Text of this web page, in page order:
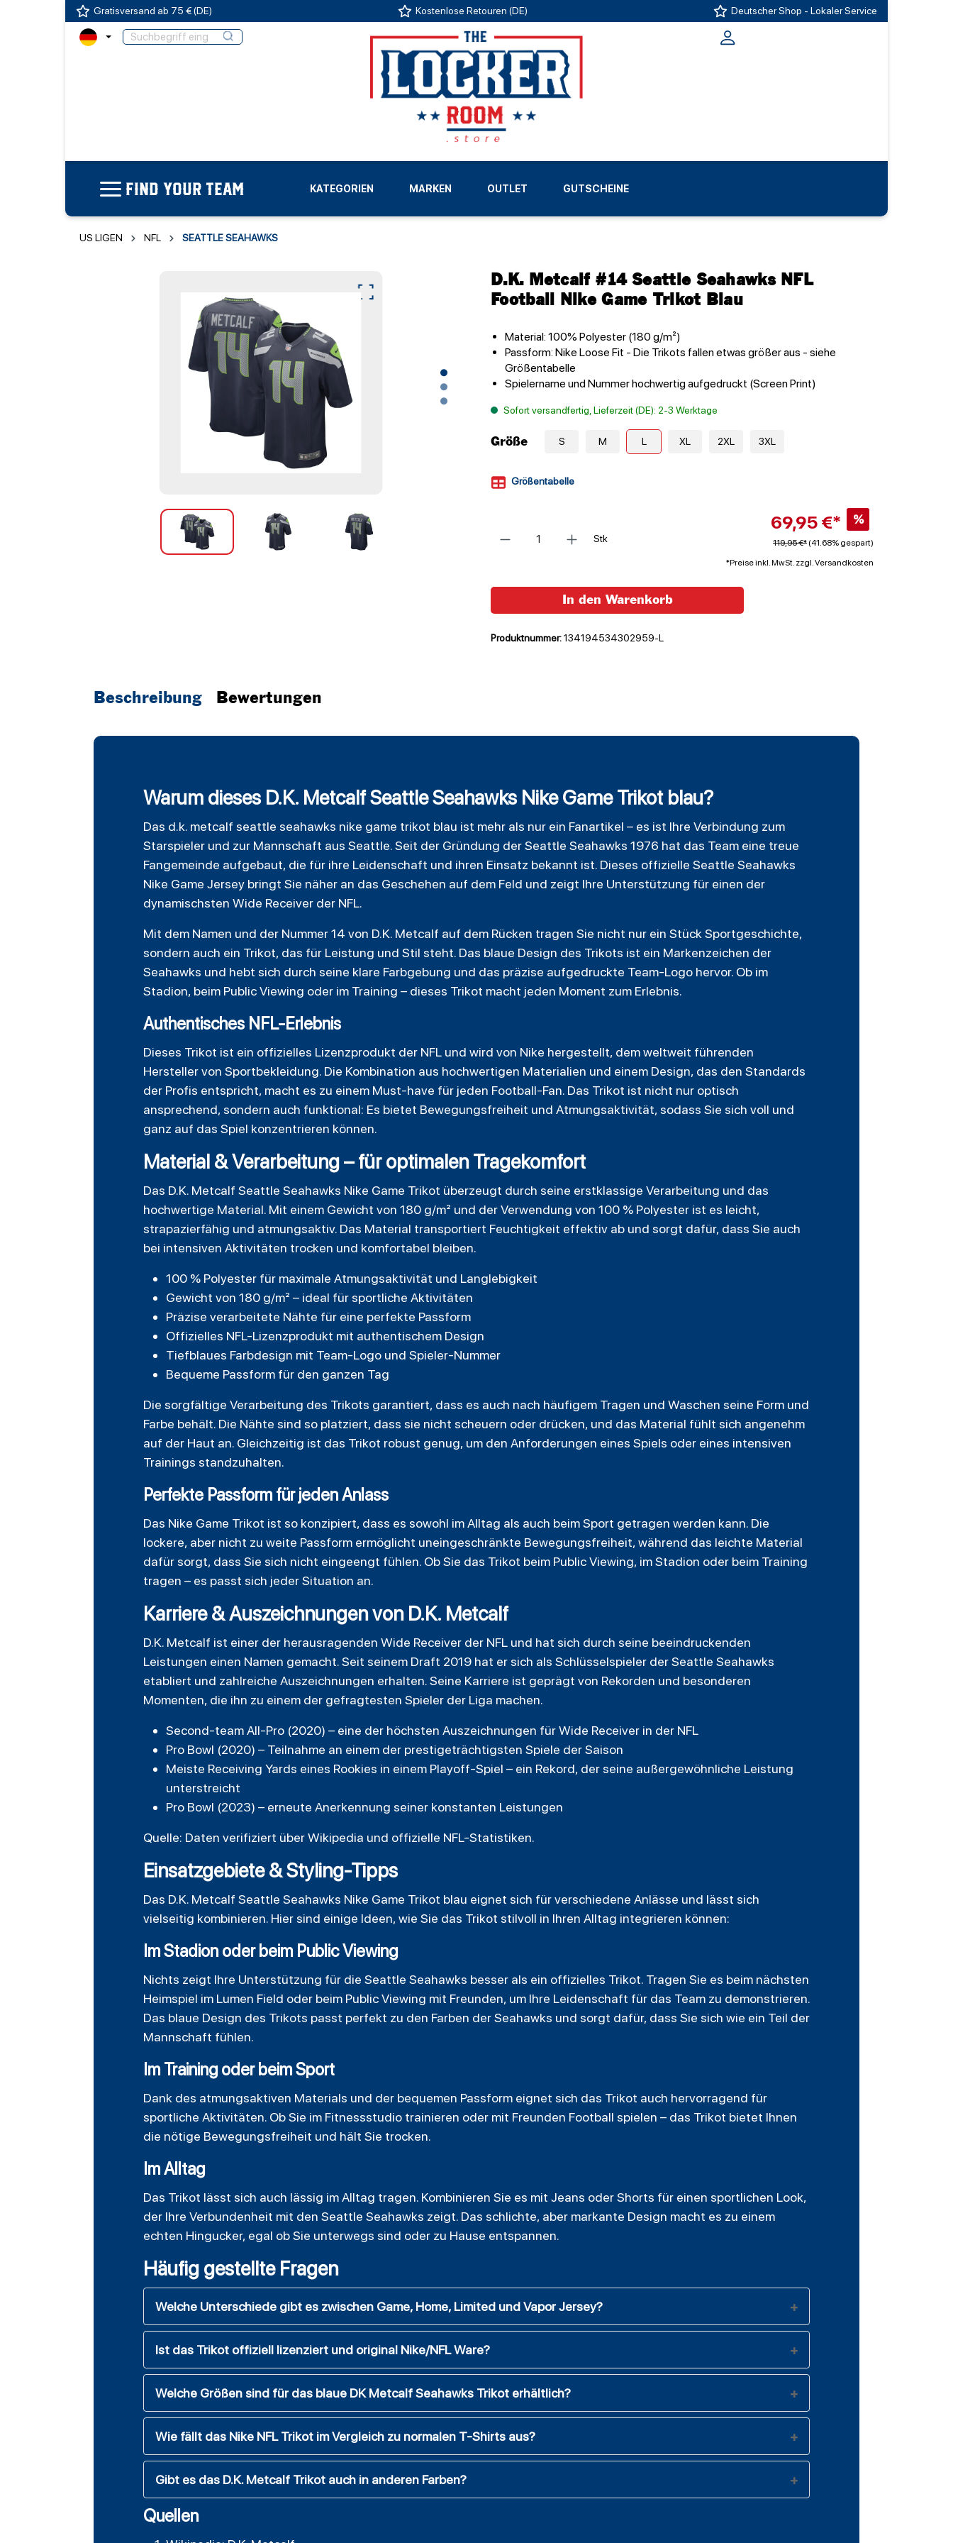
Gratisversand ab 75 € (DE) Kostenlose Retouren (DE) Deutscher Shop - Lokaler Service
FIND YOUR TEAM KATEGORIEN MARKEN
LIGEN
OUTLET GUTSCHEINE
US LIGEN NFL SEATTLE SEAHAWKS
D.K. Metcalf #14 Seattle Seahawks NFL
Football Nike Game Trikot Blau
Material: 100% Polyester (180 g/m²)
Passform: Nike Loose Fit - Die Trikots fallen etwas größer aus - siehe
Größentabelle
Spielername und Nummer hochwertig aufgedruckt (Screen Print)
Sofort versandfertig, Lieferzeit (DE): 2-3 Werktage
Größe S M L XL 2XL 3XL
Größentabelle
Stk
69,95 €* %
119,95 €* (41.68% gespart)
*Preise inkl. MwSt. zzgl. Versandkosten
In den Warenkorb
Produktnummer:134194534302959-L
Beschreibung Bewertungen
Warum dieses D.K. Metcalf Seattle Seahawks Nike Game Trikot blau?
Das d.k. metcalf seattle seahawks nike game trikot blau ist mehr als nur ein Fanartikel – es ist Ihre Verbindung zum
Starspieler und zur Mannschaft aus Seattle. Seit der Gründung der Seattle Seahawks 1976 hat das Team eine treue
Fangemeinde aufgebaut, die für ihre Leidenschaft und ihren Einsatz bekannt ist. Dieses offizielle Seattle Seahawks
Nike Game Jersey bringt Sie näher an das Geschehen auf dem Feld und zeigt Ihre Unterstützung für einen der
dynamischsten Wide Receiver der NFL.
Mit dem Namen und der Nummer 14 von D.K. Metcalf auf dem Rücken tragen Sie nicht nur ein Stück Sportgeschichte,
sondern auch ein Trikot, das für Leistung und Stil steht. Das blaue Design des Trikots ist ein Markenzeichen der
Seahawks und hebt sich durch seine klare Farbgebung und das präzise aufgedruckte Team-Logo hervor. Ob im
Stadion, beim Public Viewing oder im Training – dieses Trikot macht jeden Moment zum Erlebnis.
Authentisches NFL-Erlebnis
Dieses Trikot ist ein offizielles Lizenzprodukt der NFL und wird von Nike hergestellt, dem weltweit führenden
Hersteller von Sportbekleidung. Die Kombination aus hochwertigen Materialien und einem Design, das den Standards
der Profis entspricht, macht es zu einem Must-have für jeden Football-Fan. Das Trikot ist nicht nur optisch
ansprechend, sondern auch funktional: Es bietet Bewegungsfreiheit und Atmungsaktivität, sodass Sie sich voll und
ganz auf das Spiel konzentrieren können.
Material & Verarbeitung – für optimalen Tragekomfort
Das D.K. Metcalf Seattle Seahawks Nike Game Trikot überzeugt durch seine erstklassige Verarbeitung und das
hochwertige Material. Mit einem Gewicht von 180 g/m² und der Verwendung von 100 % Polyester ist es leicht,
strapazierfähig und atmungsaktiv. Das Material transportiert Feuchtigkeit effektiv ab und sorgt dafür, dass Sie auch
bei intensiven Aktivitäten trocken und komfortabel bleiben.
100 % Polyester für maximale Atmungsaktivität und Langlebigkeit
Gewicht von 180 g/m² – ideal für sportliche Aktivitäten
Präzise verarbeitete Nähte für eine perfekte Passform
Offizielles NFL-Lizenzprodukt mit authentischem Design
Tiefblaues Farbdesign mit Team-Logo und Spieler-Nummer
Bequeme Passform für den ganzen Tag
Die sorgfältige Verarbeitung des Trikots garantiert, dass es auch nach häufigem Tragen und Waschen seine Form und
Farbe behält. Die Nähte sind so platziert, dass sie nicht scheuern oder drücken, und das Material fühlt sich angenehm
auf der Haut an. Gleichzeitig ist das Trikot robust genug, um den Anforderungen eines Spiels oder eines intensiven
Trainings standzuhalten.
Perfekte Passform für jeden Anlass
Das Nike Game Trikot ist so konzipiert, dass es sowohl im Alltag als auch beim Sport getragen werden kann. Die
lockere, aber nicht zu weite Passform ermöglicht uneingeschränkte Bewegungsfreiheit, während das leichte Material
dafür sorgt, dass Sie sich nicht eingeengt fühlen. Ob Sie das Trikot beim Public Viewing, im Stadion oder beim Training
tragen – es passt sich jeder Situation an.
Karriere & Auszeichnungen von D.K. Metcalf
D.K. Metcalf ist einer der herausragenden Wide Receiver der NFL und hat sich durch seine beeindruckenden
Leistungen einen Namen gemacht. Seit seinem Draft 2019 hat er sich als Schlüsselspieler der Seattle Seahawks
etabliert und zahlreiche Auszeichnungen erhalten. Seine Karriere ist geprägt von Rekorden und besonderen
Momenten, die ihn zu einem der gefragtesten Spieler der Liga machen.
Second-team All-Pro (2020) – eine der höchsten Auszeichnungen für Wide Receiver in der NFL
Pro Bowl (2020) – Teilnahme an einem der prestigeträchtigsten Spiele der Saison
Meiste Receiving Yards eines Rookies in einem Playoff-Spiel – ein Rekord, der seine außergewöhnliche Leistung
unterstreicht
Pro Bowl (2023) – erneute Anerkennung seiner konstanten Leistungen
Quelle: Daten verifiziert über Wikipedia und offizielle NFL-Statistiken.
Einsatzgebiete & Styling-Tipps
Das D.K. Metcalf Seattle Seahawks Nike Game Trikot blau eignet sich für verschiedene Anlässe und lässt sich
vielseitig kombinieren. Hier sind einige Ideen, wie Sie das Trikot stilvoll in Ihren Alltag integrieren können:
Im Stadion oder beim Public Viewing
Nichts zeigt Ihre Unterstützung für die Seattle Seahawks besser als ein offizielles Trikot. Tragen Sie es beim nächsten
Heimspiel im Lumen Field oder beim Public Viewing mit Freunden, um Ihre Leidenschaft für das Team zu demonstrieren.
Das blaue Design des Trikots passt perfekt zu den Farben der Seahawks und sorgt dafür, dass Sie sich wie ein Teil der
Mannschaft fühlen.
Im Training oder beim Sport
Dank des atmungsaktiven Materials und der bequemen Passform eignet sich das Trikot auch hervorragend für
sportliche Aktivitäten. Ob Sie im Fitnessstudio trainieren oder mit Freunden Football spielen – das Trikot bietet Ihnen
die nötige Bewegungsfreiheit und hält Sie trocken.
Im Alltag
Das Trikot lässt sich auch lässig im Alltag tragen. Kombinieren Sie es mit Jeans oderShorts für einen sportlichen Look,
der Ihre Verbundenheit mit den Seattle Seahawks zeigt. Das schlichte, aber markante Design macht es zu einem
echten Hingucker, egal ob Sie unterwegs sind oder zu Hause entspannen.
Häufig gestellte Fragen
Welche Unterschiede gibt es zwischen Game, Home, Limited und Vapor Jersey?
Ist das Trikot offiziell lizenziert und original Nike/NFL Ware?
Welche Größen sind für das blaue DK Metcalf Seahawks Trikot erhältlich?
Wie fällt das Nike NFL Trikot im Vergleich zu normalen T-Shirts aus?
Gibt es das D.K. Metcalf Trikot auch in anderen Farben?
Quellen